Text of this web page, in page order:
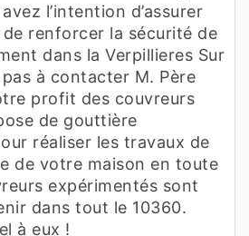
l’intention d’assurer
renforcer la sécurité de
dans la Verpillieres Sur
pas à contacter M. Père
profit des couvreurs
de gouttière
réaliser les travaux de
de votre maison en toute
expérimentés sont
dans tout le 10360.
à eux !